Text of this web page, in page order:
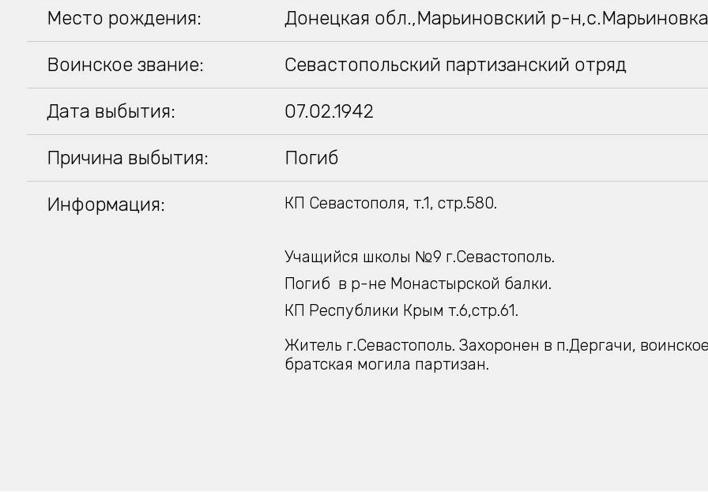
Место рождения: Донецкая обл.,Марьиновский р-н,с.Марьиновка
Воинское звание: Севастопольский партизанский отряд
Дата выбытия: 07.02.1942
Причина выбытия: Погиб
Информация: КП Севастополя, т.1, стр.580.
Учащийся школы №9 г.Севастополь.
Погиб в р-не Монастырской балки.
КП Республики Крым т.6,стр.61.
Житель г.Севастополь. Захоронен в п.Дергачи,
братская могила партизан.